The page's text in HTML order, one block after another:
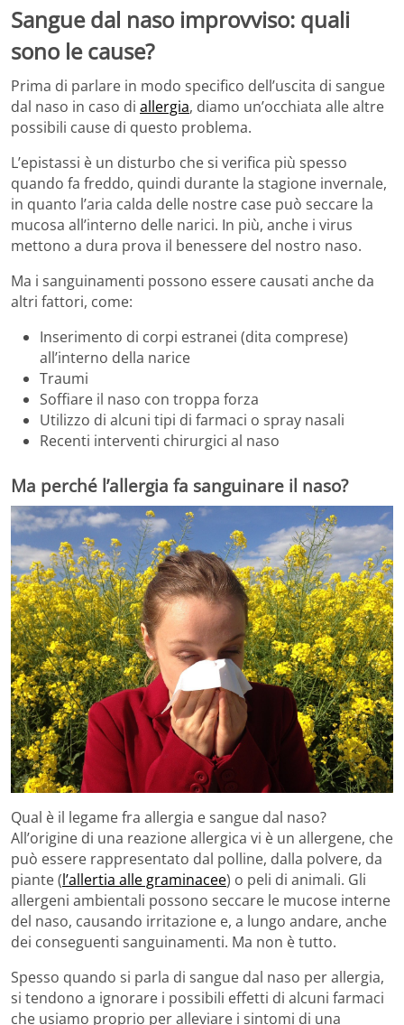
Sangue dal naso improvviso: quali
sono le cause?
Prima di parlare in modo specifico dell’uscita di sangue
dal naso in caso di allergia, diamo un’occhiata alle altre
possibili cause di questo problema.
L’epistassi è un disturbo che si verifica più spesso
quando fa freddo, quindi durante la stagione invernale,
in quanto l’aria calda delle nostre case può seccare la
mucosa all’interno delle narici. In più, anche i virus
mettono a dura prova il benessere del nostro naso.
Ma i sanguinamenti possono essere causati anche da
altri fattori, come:
Inserimento di corpi estranei (dita comprese)
all’interno della narice
Traumi
Soffiare il naso con troppa forza
Utilizzo di alcuni tipi di farmaci o spray nasali
Recenti interventi chirurgici al naso
Ma perché l’allergia fa sanguinare il naso?
Qual è il legame fra allergia e sangue dal naso?
All’origine di una reazione allergica vi è un allergene, che
può essere rappresentato dal polline, dalla polvere, da
piante (l’allertia alle graminacee) o peli di animali. Gli
allergeni ambientali possono seccare le mucose interne
del naso, causando irritazione e, a lungo andare, anche
dei conseguenti sanguinamenti. Ma non è tutto.
Spesso quando si parla di sangue dal naso per allergia,
si tendono a ignorare i possibili effetti di alcuni farmaci
che usiamo proprio per alleviare i sintomi di una